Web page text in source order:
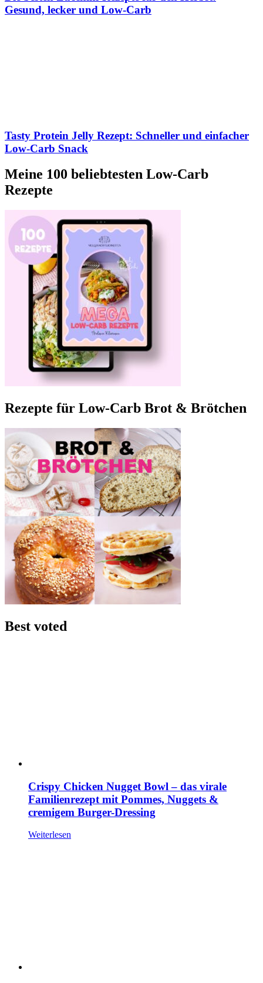
Gesund, lecker und Low-Carb
Tasty Protein Jelly Rezept: Schneller und einfacher
Low-Carb Snack
Meine 100 beliebtesten Low-Carb
Rezepte
Rezepte für Low-Carb Brot & Brötchen
Best voted
Crispy Chicken Nugget Bowl – das virale
Familienrezept mit Pommes, Nuggets &
cremigem Burger-Dressing
Weiterlesen